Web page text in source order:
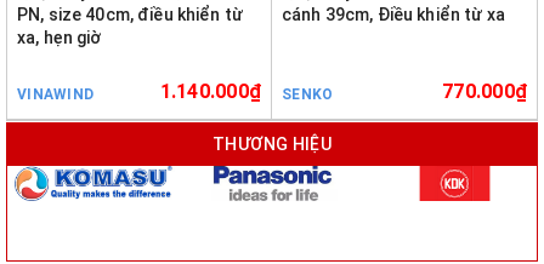
PN, size 40cm, điều khiển từ
xa, hẹn giờ
VINAWIND 1.140.000₫
cánh 39cm, Điều khiển từ xa
SENKO 770.000₫
THƯƠNG HIỆU